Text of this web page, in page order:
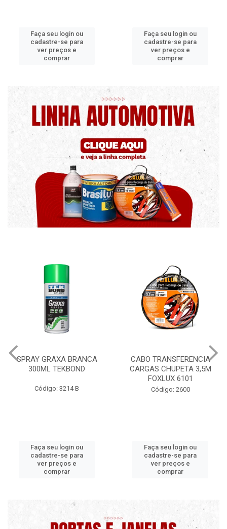
Faça seu login ou
cadastre-se para
ver preços e
comprar
Faça seu login ou
cadastre-se para
ver preços e
comprar
CABO TRANSFERENCIA
CARGAS CHUPETA 3,5M
Código: 2600
Faça seu login ou
cadastre-se para
ver preços e
comprar
CHAVE DE RODA TIPO CRUZ
17X19X21X23 FOX 4513
Código: 2628
Faça seu login ou
cadastre-se para
ver preços e
comprar